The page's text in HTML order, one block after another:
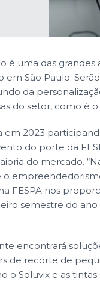
é uma das
em São Paulo.
da
do setor, como é
em 2023
do porte da
do mercado.
o
FESPA nos
semestre do ano
encontrará
de recorte de
o Soluvix e as